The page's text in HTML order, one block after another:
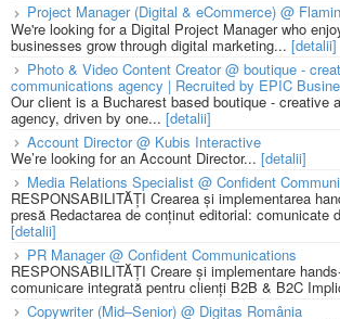
Project Manager (Digital & eCommerce) @
We're looking for a Digital Project Manager who
businesses grow through digital marketing... [detalii]
Photo & Video Content Creator @ boutique -
communications agency | Recruited by EPIC
Our client is a Bucharest based boutique - creative
agency, driven by one... [detalii]
Account Director @ Kubis Interactive
We’re looking for an Account Director... [detalii]
Media Relations Specialist @ Confident
RESPONSABILITĂȚI Crearea și implementarea
presă Redactarea de conținut editorial: comunicate
[detalii]
PR Manager @ Confident Communications
RESPONSABILITĂȚI Creare și implementare
comunicare integrată pentru clienți B2B & B2C
Copywriter (Mid–Senior) @ Digitas România